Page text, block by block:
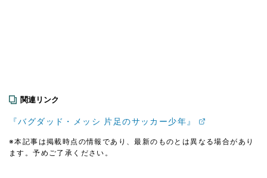
関連リンク
『バグダッド・メッシ 片足のサッカー少年』
※本記事は掲載時点の情報であり、最新のものとは異なる場合があり
ます。予めご了承ください。